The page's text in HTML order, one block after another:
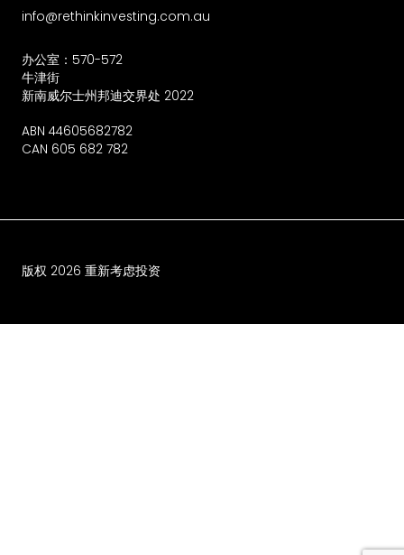
info@rethinkinvesting.com.au
办公室：570-572
牛津街
新南威尔士州邦迪交界处 2022
ABN 44605682782
CAN 605 682 782
版权 2026 重新考虑投资